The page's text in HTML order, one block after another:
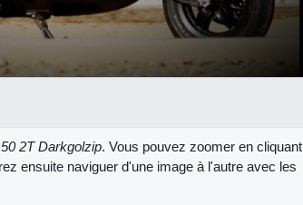
2T Darkgolzip. Vous pouvez zoomer en cliquant
ensuite naviguer d'une image à l'autre avec les